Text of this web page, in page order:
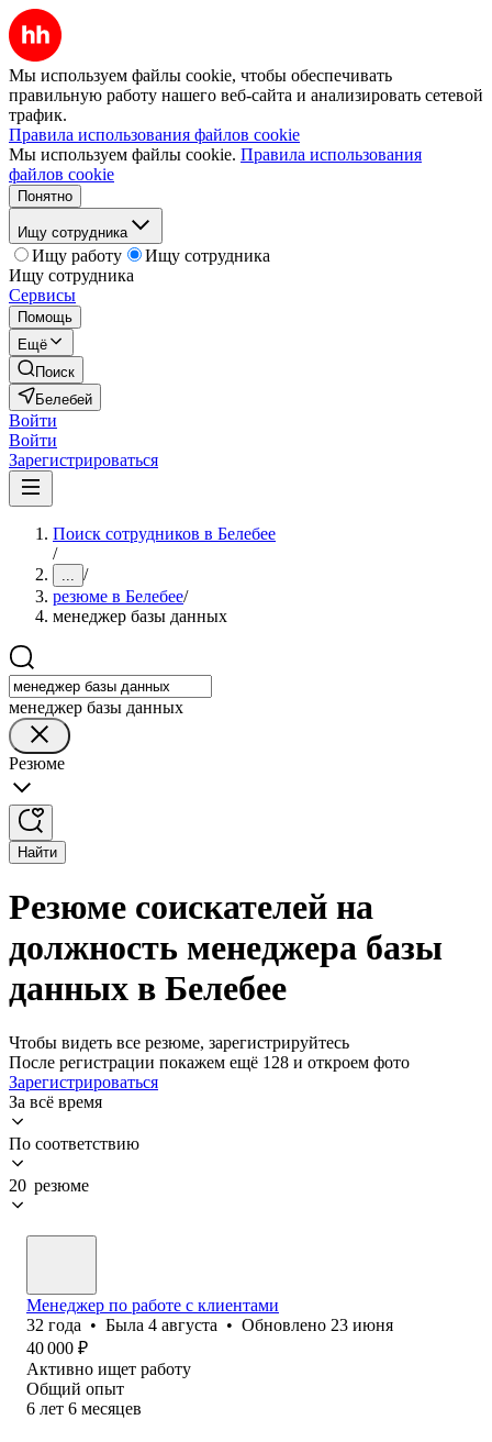
Мы используем файлы cookie, чтобы обеспечивать
правильную работу нашего веб-сайта и анализировать сетевой
трафик.
Правила использования файлов cookie
Мы используем файлы cookie. Правила использования
файлов cookie
Понятно
Ищу сотрудника
Ищу работу
Ищу сотрудника
Ищу сотрудника
Сервисы
Помощь
Ещё
Поиск
Белебей
Войти
Войти
Зарегистрироваться
Поиск сотрудников в Белебее
/
... /
резюме в Белебее/
менеджер базы данных
менеджер базы данных
Резюме
Найти
Резюме соискателей на
должность менеджера базы
данных в Белебее
Чтобы видеть все резюме, зарегистрируйтесь
После регистрации покажем ещё 128 и откроем фото
Зарегистрироваться
За всё время
По соответствию
20 резюме
Менеджер по работе с клиентами
32 года • Была 4 августа • Обновлено 23 июня
40 000 ₽
Активно ищет работу
Общий опыт
6 лет 6 месяцев